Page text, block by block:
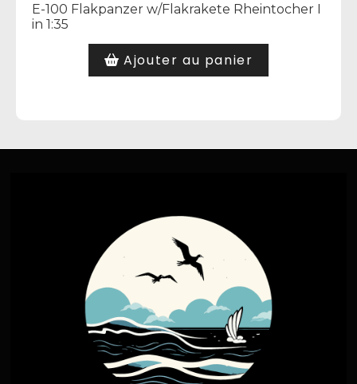
E-100 Flakpanzer w/Flakrakete Rheintocher I
in 1:35
Ajouter au panier